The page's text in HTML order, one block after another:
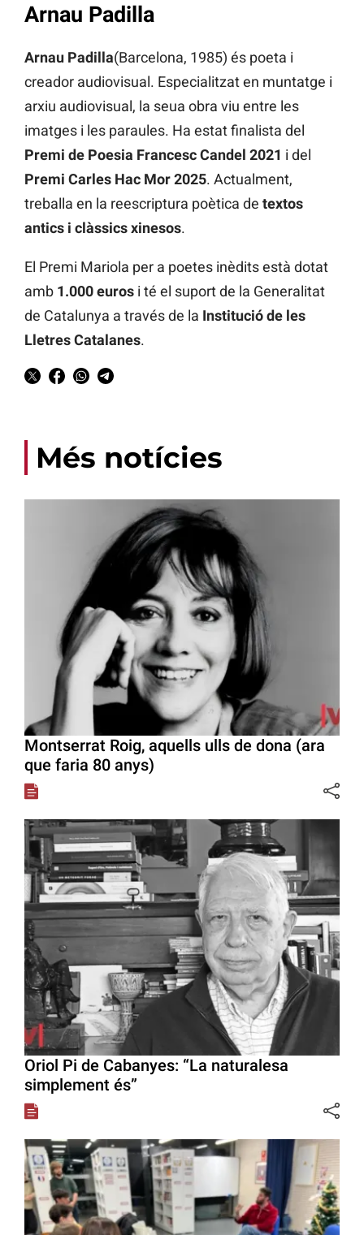
Arnau Padilla
Arnau Padilla(Barcelona, 1985) és poeta i
creador audiovisual. Especialitzat en muntatge i
arxiu audiovisual, la seua obra viu entre les
imatges i les paraules. Ha estat finalista del
Premi de Poesia Francesc Candel 2021 i del
Premi Carles Hac Mor 2025. Actualment,
treballa en la reescriptura poètica de textos
antics i clàssics xinesos.
El Premi Mariola per a poetes inèdits està dotat
amb 1.000 euros i té el suport de la Generalitat
de Catalunya a través de la Institució de les
Lletres Catalanes.
Més notícies
Montserrat Roig, aquells ulls de dona (ara
que faria 80 anys)
Oriol Pi de Cabanyes: “La naturalesa
simplement és”